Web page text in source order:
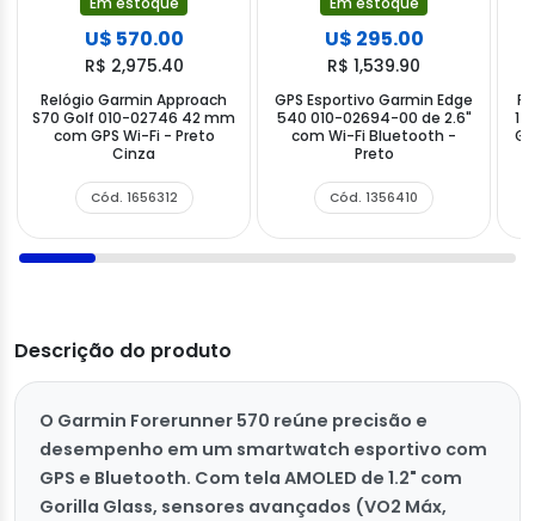
U$ 570.00
R$ 2,975.40
Relógio Garmin Approach
S70 Golf 010-02746 42 mm
com GPS Wi-Fi - Preto
Cinza
Cód. 1656312
U$ 295.00
R$ 1,539.90
GPS Esportivo Garmin Edge
540 010-02694-00 de 2.6"
com Wi-Fi Bluetooth -
Preto
Cód. 1356410
Descrição do produto
O Garmin Forerunner 570 reúne precisão e
desempenho em um smartwatch esportivo com
GPS e Bluetooth. Com tela AMOLED de 1.2" com
Gorilla Glass, sensores avançados (VO2 Máx,